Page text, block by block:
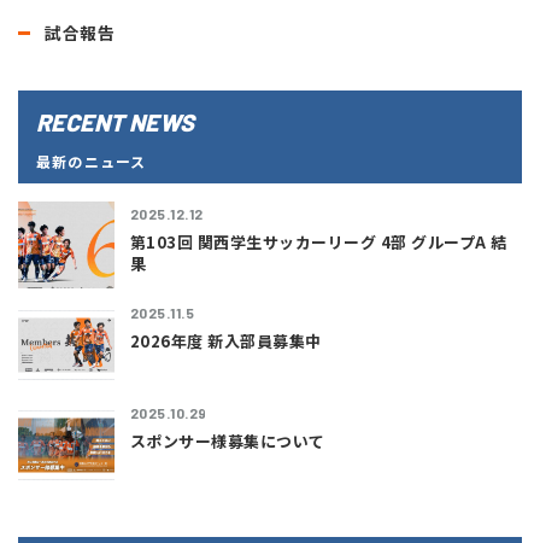
試合報告
RECENT NEWS
最新のニュース
2025.12.12
第103回 関西学生サッカーリーグ 4部 グループA 結
果
2025.11.5
2026年度 新入部員募集中
2025.10.29
スポンサー様募集について